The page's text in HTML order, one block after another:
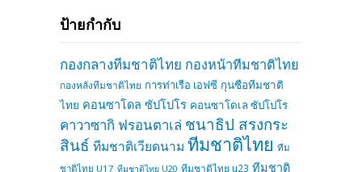
ป้ายกำกับ
กองกลางทีมชาติไทย กองหน้าทีมชาติไทย
กองหลังทีมชาติไทย การท่าเรือ เอฟซี กุนซือทีมชาติ
ไทย คอนซาโดล ซัปโปโร คอนซาโดเล ซัปโปโร
คาวาซากิ ฟรอนตาเล่ ชนาธิป สรงกระ
สินธ์ ทีมชาติเวียดนาม ทีมชาติไทย ทีม
ชาติไทย U17 ทีมชาติไทย U20 ทีมชาติไทย u23 ทีมชาติ